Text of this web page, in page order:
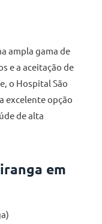
ampla gama de
e a aceitação de
o Hospital São
excelente opção
de alta
em